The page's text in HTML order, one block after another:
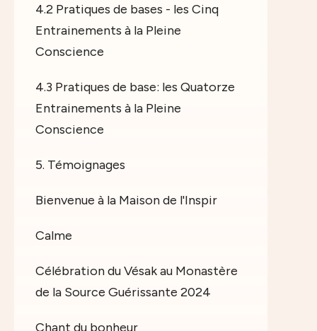
4.2 Pratiques de bases - les Cinq
Entrainements à la Pleine
Conscience
4.3 Pratiques de base: les Quatorze
Entrainements à la Pleine
Conscience
5. Témoignages
Bienvenue à la Maison de l'Inspir
Calme
Célébration du Vésak au Monastère
de la Source Guérissante 2024
Chant du bonheur